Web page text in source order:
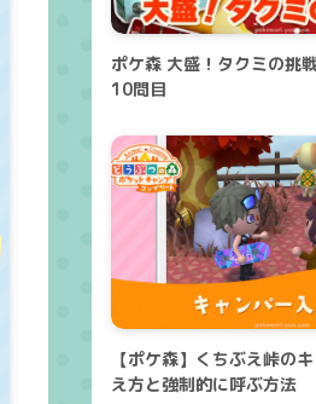
ポケ森 大盛！タクミの挑
10問目
【ポケ森】くちぶえ峠の
え方と強制的に呼ぶ方法